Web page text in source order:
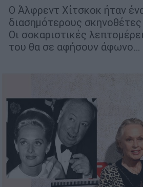
Ο Άλφρεντ Χίτσκοκ ήταν
διασημότερους
Οι σοκαριστικές
του θα σε αφήσουν άφωνο…